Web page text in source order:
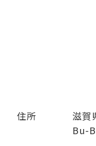
住所
滋賀
Bu-